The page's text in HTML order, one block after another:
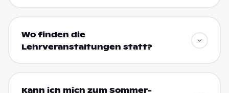
Wo finden die
Lehrveranstaltungen statt?
Kann ich mich zum Sommer-